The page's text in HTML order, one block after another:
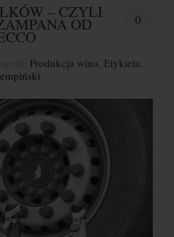
– CZYLI
OD 0
Produkcja wina Etykieta